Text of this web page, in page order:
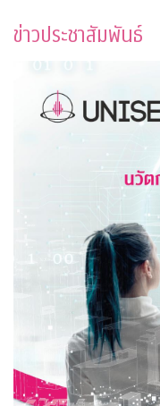
ข่าวประชาสัมพันธ์